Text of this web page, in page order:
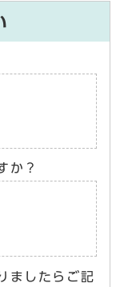
か？
ましたらご記